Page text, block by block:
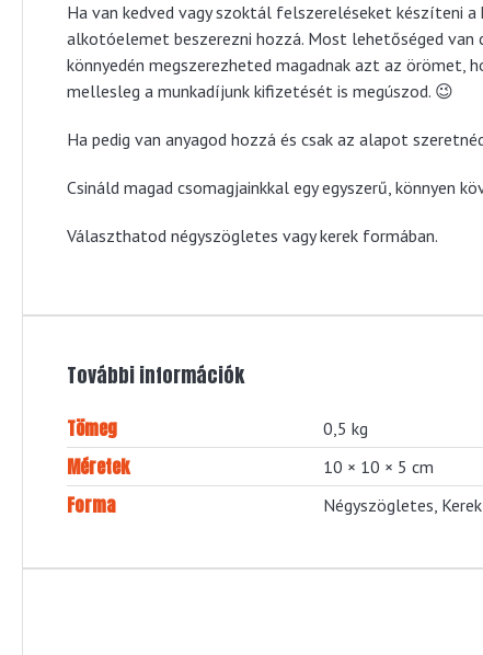
Ha van kedved vagy szoktál felszereléseket készíteni
alkotóelemet beszerezni hozzá. Most lehetőséged van
könnyedén megszerezheted magadnak azt az örömet,
mellesleg a munkadíjunk kifizetését is megúszod. 😉
Ha pedig van anyagod hozzá és csak az alapot
Csináld magad csomagjainkkal egy egyszerű, könnyen
Választhatod négyszögletes vagy kerek formában.
További információk
Tömeg 0,5 kg
Méretek 10 × 10 × 5 cm
Forma Négyszögletes, Kerek